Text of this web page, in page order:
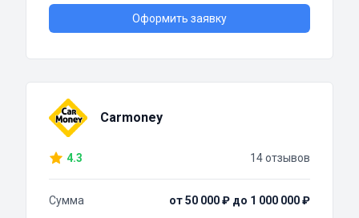
Оформить заявку
Carmoney
4.3 14 отзывов
Сумма
от 50 000 ₽ до 1 000 000 ₽